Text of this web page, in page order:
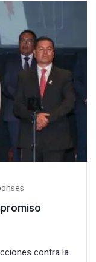
contra la